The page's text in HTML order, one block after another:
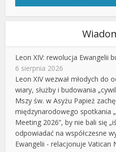
Leon XIV: rewolucja Ewangelii
6 sierpnia 2026
Leon XIV wezwał młodych do
wiary, służby i budowania
Mszy św. w Asyżu Papież
międzynarodowego spotkania
Meeting 2026”, by nie bali się
odpowiadać na współczesne
Ewangelii - relacjonuje Vatican